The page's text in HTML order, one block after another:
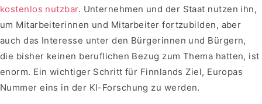
kostenlos nutzbar. Unternehmen und der Staat nutzen ihn,
um Mitarbeiterinnen und Mitarbeiter fortzubilden, aber
auch das Interesse unter den Bürgerinnen und Bürgern,
die bisher keinen beruflichen Bezug zum Thema hatten, ist
enorm. Ein wichtiger Schritt für Finnlands Ziel, Europas
Nummer eins in der KI-Forschung zu werden.